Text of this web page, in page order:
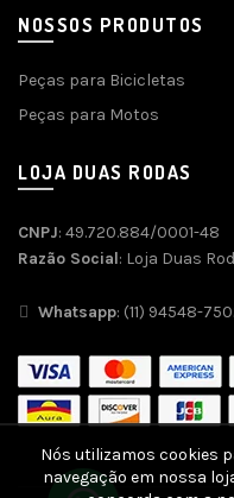
NOSSOS PRODUTOS
Peças para Bicicletas
Peças para Motos
LOJA DUAS RODAS
CNPJ: 49.720.884/0001-48
Razão Social: Loja Duas
Whatsapp: (11) 94548-
Nós utilizamos cookies
navegação em nossa